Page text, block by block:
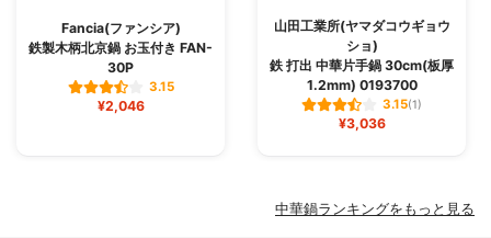
Fancia(ファンシア)
鉄製木柄北京鍋 お玉付き FAN-
30P
3.15
¥2,046
山田工業所(ヤマダコウギョウ
ショ)
鉄 打出 中華片手鍋 30cm(板厚
1.2mm) 0193700
3.15(1)
¥3,036
中華鍋ランキングをもっと見る